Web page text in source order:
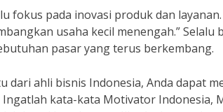
fokus pada inovasi produk dan
usaha kecil menengah.”
pasar yang terus berkembang.
dari ahli bisnis Indonesia, Anda dapat
Ingatlah kata-kata Motivator Indonesia,